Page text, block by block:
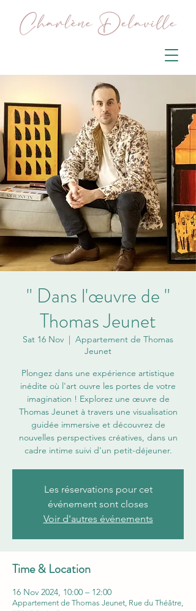
" Dans l'œuvre de "
Thomas Jeunet
Sat 16 Nov
  |
Appartement de Thomas
Jeunet
Plongez dans une expérience artistique
inédite où l'art ouvre les portes de votre
imagination ! Explorez une œuvre de
Thomas Jeunet à travers une visualisation
guidée immersive et découvrez de
nouvelles perspectives créatives, dans un
cadre intime suivi d'un petit-déjeuner.
Les réservations pour cet
événement sont closes
Voir d'autres événements
Time & Location
16 Nov 2024, 10:00 – 12:00
Appartement de Thomas Jeunet, Rue du Théâtre,